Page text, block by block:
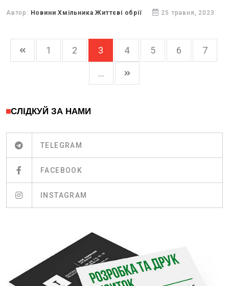
Автор: Новини Хмільника Життєві обрії 25 травня, 2023
1 2 3 4 5 6 7
...
СЛІДКУЙ ЗА НАМИ
TELEGRAM
FACEBOOK
INSTAGRAM